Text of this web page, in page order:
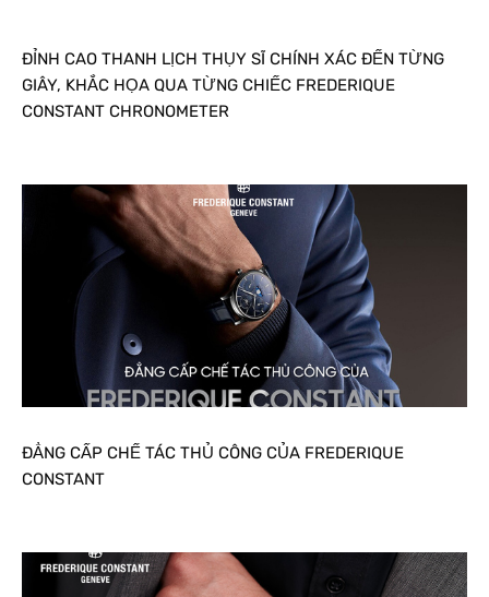
ĐỈNH CAO THANH LỊCH THỤY SĨ CHÍNH XÁC ĐẾN TỪNG
GIÂY, KHẮC HỌA QUA TỪNG CHIẾC FREDERIQUE
CONSTANT CHRONOMETER
ĐẲNG CẤP CHẾ TÁC THỦ CÔNG CỦA FREDERIQUE
CONSTANT